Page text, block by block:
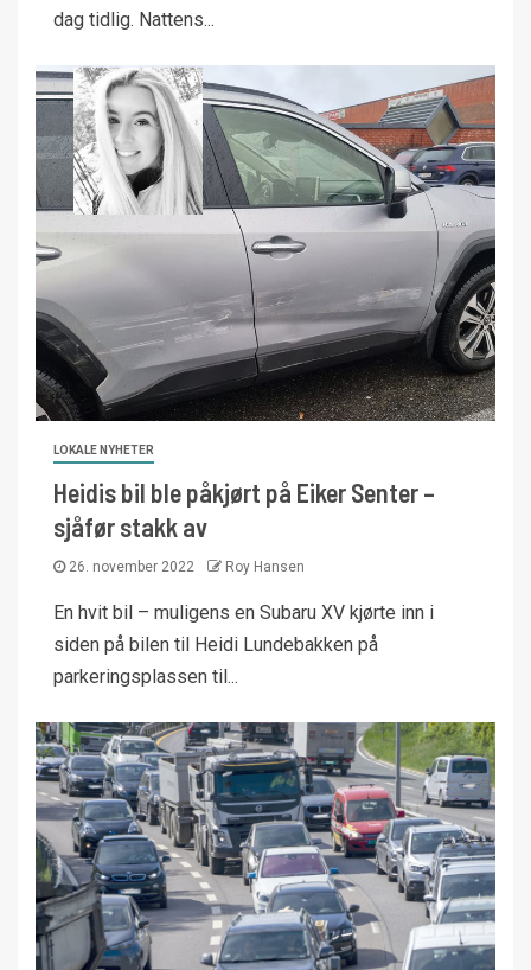
dag tidlig. Nattens...
LOKALE NYHETER
Heidis bil ble påkjørt på Eiker Senter –
sjåfør stakk av
26. november 2022 Roy Hansen
En hvit bil – muligens en Subaru XV kjørte inn i
siden på bilen til Heidi Lundebakken på
parkeringsplassen til...